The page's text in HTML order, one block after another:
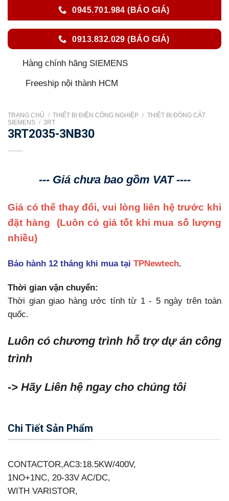
0945.701.984 (BÁO GIÁ)
0913.832.029 (BÁO GIÁ)
Hàng chính hãng SIEMENS
Freeship nội thành HCM
TRANG CHỦ / THIẾT BỊ ĐIỆN CÔNG NGHIỆP / THIẾT BỊ ĐÓNG CẮT
SIEMENS / 3RT
3RT2035-3NB30
--- Giá chưa bao gồm VAT ----
Giá có thể thay đổi, vui lòng liên hệ trước khi
đặt hàng (Luôn có giá tốt khi mua số lượng
nhiều)
Bảo hành 12 tháng khi mua tại TPNewtech.
Thời gian vận chuyển:
Thời gian giao hàng ước tính từ 1 - 5 ngày trên toàn
quốc.
Luôn có chương trình hỗ trợ dự án công
trình
-> Hãy Liên hệ ngay cho chúng tôi
Chi Tiết Sản Phẩm
CONTACTOR,AC3:18.5KW/400V,
1NO+1NC, 20-33V AC/DC,
WITH VARISTOR,